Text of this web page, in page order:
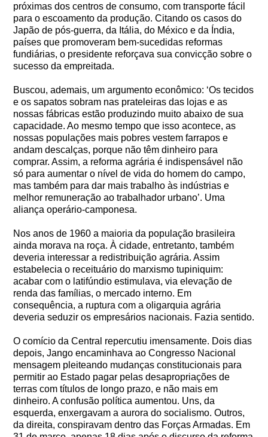
próximas dos centros de consumo, com transporte fácil
para o escoamento da produção. Citando os casos do
Japão de pós-guerra, da Itália, do México e da Índia,
países que promoveram bem-sucedidas reformas
fundiárias, o presidente reforçava sua convicção sobre o
sucesso da empreitada.
Buscou, ademais, um argumento econômico: ‘Os tecidos
e os sapatos sobram nas prateleiras das lojas e as
nossas fábricas estão produzindo muito abaixo de sua
capacidade. Ao mesmo tempo que isso acontece, as
nossas populações mais pobres vestem farrapos e
andam descalças, porque não têm dinheiro para
comprar. Assim, a reforma agrária é indispensável não
só para aumentar o nível de vida do homem do campo,
mas também para dar mais trabalho às indústrias e
melhor remuneração ao trabalhador urbano’. Uma
aliança operário-camponesa.
Nos anos de 1960 a maioria da população brasileira
ainda morava na roça. À cidade, entretanto, também
deveria interessar a redistribuição agrária. Assim
estabelecia o receituário do marxismo tupiniquim:
acabar com o latifúndio estimulava, via elevação de
renda das famílias, o mercado interno. Em
consequência, a ruptura com a oligarquia agrária
deveria seduzir os empresários nacionais. Fazia sentido.
O comício da Central repercutiu imensamente. Dois dias
depois, Jango encaminhava ao Congresso Nacional
mensagem pleiteando mudanças constitucionais para
permitir ao Estado pagar pelas desapropriações de
terras com títulos de longo prazo, e não mais em
dinheiro. A confusão política aumentou. Uns, da
esquerda, enxergavam a aurora do socialismo. Outros,
da direita, conspiravam dentro das Forças Armadas. Em